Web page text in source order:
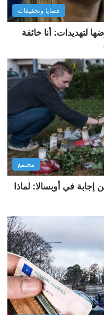
قضايا وتحقيقات
لتهديدات: أنا خائفة
مجتمع
في أوبسالا: لماذا